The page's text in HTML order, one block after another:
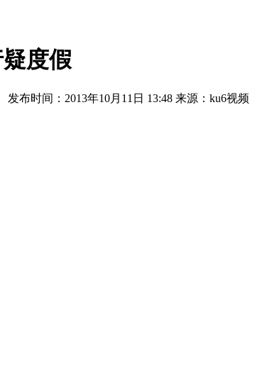
度假
发布时间：2013年10月11日 13:48 来源：ku6视频